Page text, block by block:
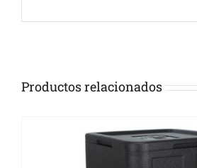
Productos relacionados